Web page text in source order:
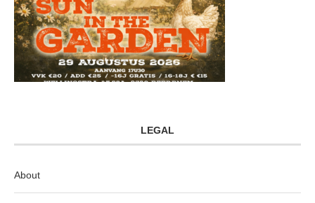
LEGAL
About